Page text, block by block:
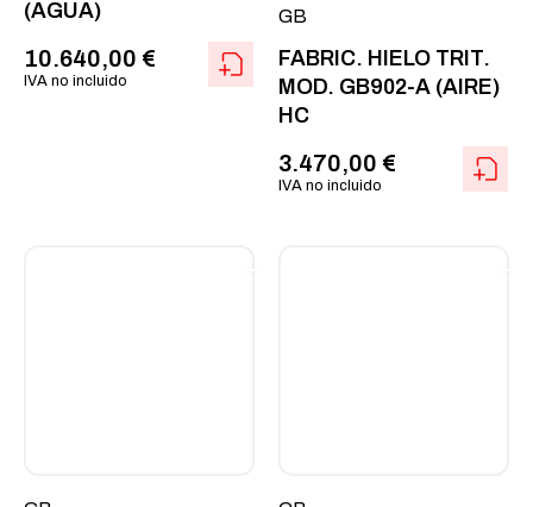
(AGUA)
10.640,00 €
IVA no incluido
GB
FABRIC. HIELO TRIT.
MOD. GB902-A (AIRE)
HC
3.470,00 €
IVA no incluido